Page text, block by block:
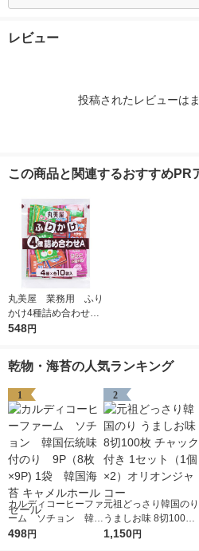
レビュー
投稿されたレビューは
この商品と関連するおすすめPR
丸美屋 業務用 ふり
かけ4種詰め合わせ
1個（2.5g×40袋) 4
548円
乾物・海苔の人気ランキング
1
カルディコーヒーファ
ーム ソチョン 韓国
伝統味付のり 9P（8
498円
2
元祖どっさり韓国のり
うましお味 8切100枚
チャック付き 1セット
1,150円